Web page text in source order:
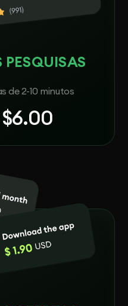
PESQUISAS
de 2-10 minutos